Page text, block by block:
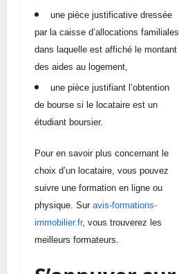
une pièce justificative dressée
par la caisse d’allocations familiales
dans laquelle est affiché le montant
des aides au logement,
une pièce justifiant l’obtention
de bourse si le locataire est un
étudiant boursier.
Pour en savoir plus concernant le
choix d’un locataire, vous pouvez
suivre une formation en ligne ou
physique. Sur avis-formations-
immobilier.fr, vous trouverez les
meilleurs formateurs.